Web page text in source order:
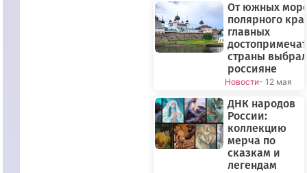
От южных
полярного
главных
страны
россияне
Новости- 12 мая
ДНК народов
России:
коллекцию
мерча по
сказкам и
легендам